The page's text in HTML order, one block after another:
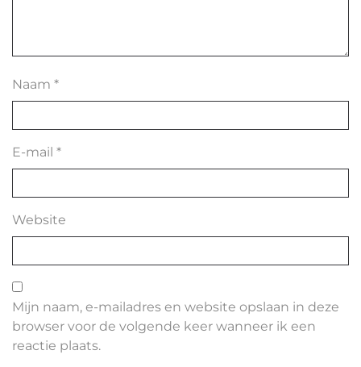
Naam *
E-mail *
Website
Mijn naam, e-mailadres en website opslaan in deze
browser voor de volgende keer wanneer ik een
reactie plaats.